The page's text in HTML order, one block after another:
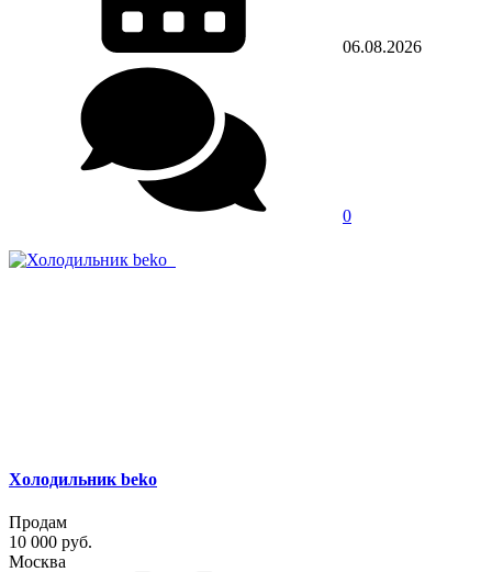
06.08.2026
0
Холодильник beko
Продам
10 000 руб.
Москва